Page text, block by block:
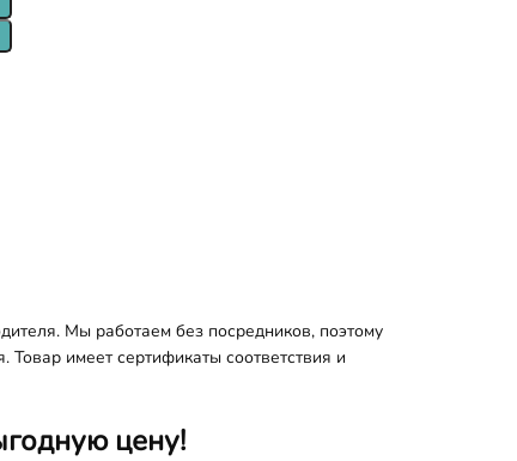
Мы работаем без посредников, поэтому
имеет сертификаты соответствия и
цену!